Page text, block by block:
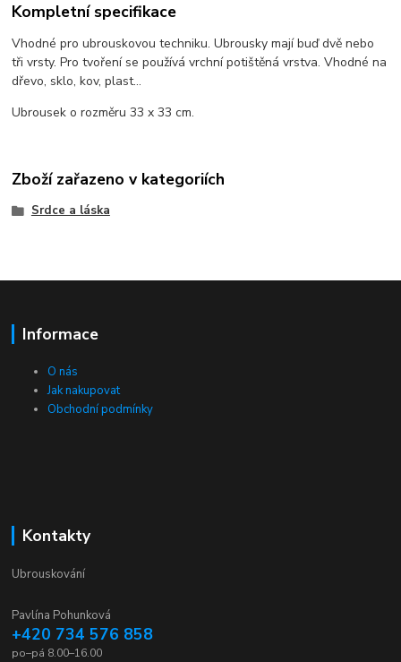
Kompletní specifikace
Vhodné pro ubrouskovou techniku. Ubrousky mají buď dvě nebo
tři vrsty. Pro tvoření se používá vrchní potištěná vrstva. Vhodné na
dřevo, sklo, kov, plast...
Ubrousek o rozměru 33 x 33 cm.
Zboží zařazeno v kategoriích
Srdce a láska
Informace
O nás
Jak nakupovat
Obchodní podmínky
Kontakty
Ubrouskování
Pavlína Pohunková
+420 734 576 858
po–pá 8.00–16.00